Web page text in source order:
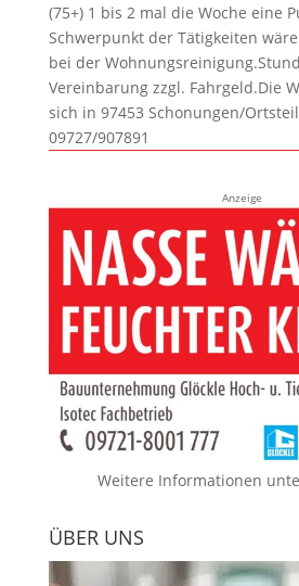
(75+) 1 bis 2 mal die Woche eine
Schwerpunkt der Tätigkeiten
bei der
Vereinbarung zzgl. Fahrgeld.Die
sich in 97453 Schonungen/
09727/907891
Anzeige
Weitere Informationen
ÜBER UNS